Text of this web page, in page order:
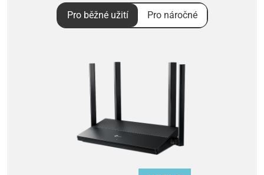
Pro běžné užití Pro náročné